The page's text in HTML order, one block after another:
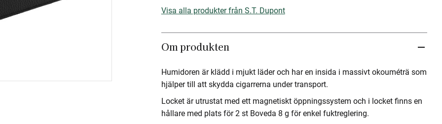
Visa alla produkter från S.T. Dupont
Om produkten
Humidoren är klädd i mjukt läder och har en insida i massivt okouméträ som
hjälper till att skydda cigarrerna under transport.
Locket är utrustat med ett magnetiskt öppningssystem och i locket finns en
hållare med plats för 2 st Boveda 8 g för enkel fuktreglering.